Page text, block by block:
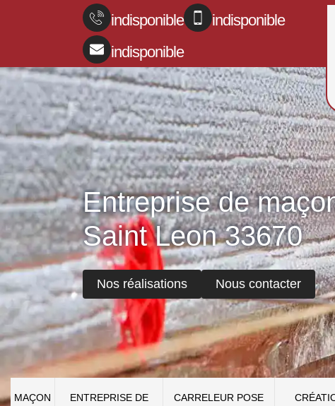
indisponible
indisponible
indisponible
Entreprise de
Saint Leon 33670
Nos réalisations Nous contacter
MAÇON
ENTREPRISE DE
CARRELEUR POSE